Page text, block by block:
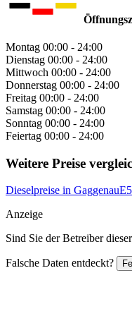
Montag 00:00 - 24:00
Dienstag 00:00 - 24:00
Mittwoch 00:00 - 24:00
Donnerstag 00:00 - 24:00
Freitag 00:00 - 24:00
Samstag 00:00 - 24:00
Sonntag 00:00 - 24:00
Feiertag 00:00 - 24:00
Weitere Preise
Dieselpreise in Gaggenau
Anzeige
Sind Sie der Betreiber
Falsche Daten entdeckt?